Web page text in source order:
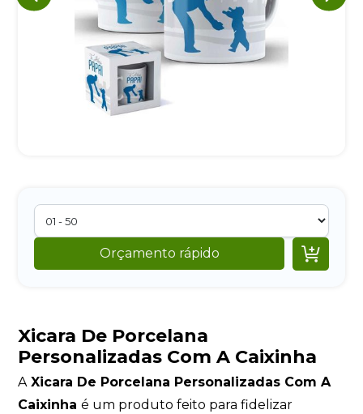
Orçamento rápido 
Xicara De Porcelana
Personalizadas Com A Caixinha
AXicara De Porcelana Personalizadas Com A
Caixinhaé um produto feito para fidelizar